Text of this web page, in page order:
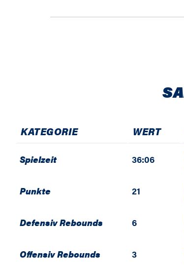
KATEGORIE WERT
Spielzeit 36:06
Punkte 21
Defensiv Rebounds 6
Offensiv Rebounds 3